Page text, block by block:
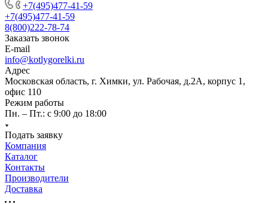
+7(495)477-41-59
+7(495)477-41-59
8(800)222-78-74
Заказать звонок
E-mail
info@kotlygorelki.ru
Адрес
Московская область, г. Химки, ул. Рабочая, д.2А, корпус 1,
офис 110
Режим работы
Пн. – Пт.: с 9:00 до 18:00
Подать заявку
Компания
Каталог
Контакты
Производители
Доставка